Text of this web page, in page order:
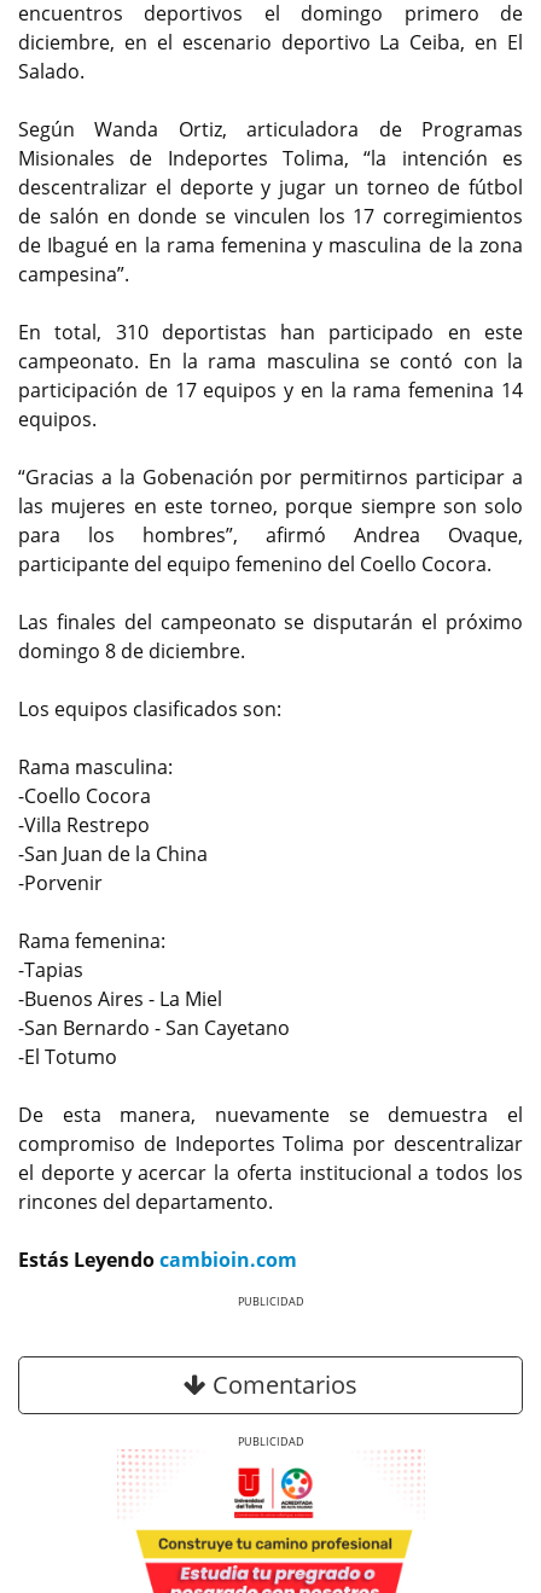
encuentros deportivos el domingo primero de
diciembre, en el escenario deportivo La Ceiba, en El
Salado.
Según Wanda Ortiz, articuladora de Programas
Misionales de Indeportes Tolima, “la intención es
descentralizar el deporte y jugar un torneo de fútbol
de salón en donde se vinculen los 17 corregimientos
de Ibagué en la rama femenina y masculina de la zona
campesina”.
En total, 310 deportistas han participado en este
campeonato. En la rama masculina se contó con la
participación de 17 equipos y en la rama femenina 14
equipos.
“Gracias a la Gobenación por permitirnos participar a
las mujeres en este torneo, porque siempre son solo
para los hombres”, afirmó Andrea Ovaque,
participante del equipo femenino del Coello Cocora.
Las finales del campeonato se disputarán el próximo
domingo 8 de diciembre.
Los equipos clasificados son:
Rama masculina:
-Coello Cocora
-Villa Restrepo
-San Juan de la China
-Porvenir
Rama femenina:
-Tapias
-Buenos Aires - La Miel
-San Bernardo - San Cayetano
-El Totumo
De esta manera, nuevamente se demuestra el
compromiso de Indeportes Tolima por descentralizar
el deporte y acercar la oferta institucional a todos los
rincones del departamento.
Estás Leyendocambioin.com
Comentarios